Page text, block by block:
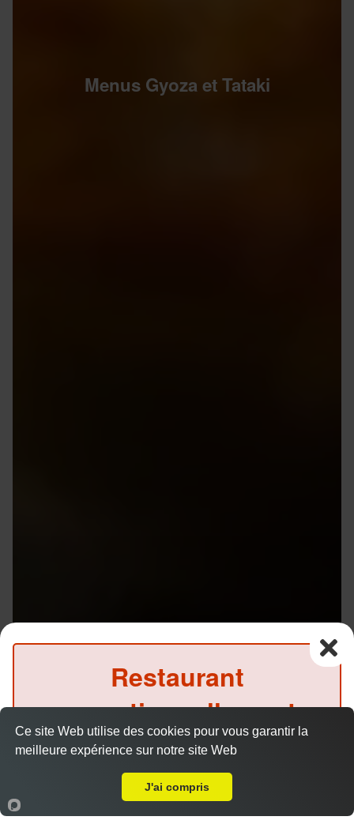
Menus Gyoza et Tataki
Accueil Panier Compte
Restaurant
exceptionnellement
fermé ce soir
(Précommande possible)
Ce site Web utilise des cookies pour vous garantir la
meilleure expérience sur notre site Web
J'ai compris